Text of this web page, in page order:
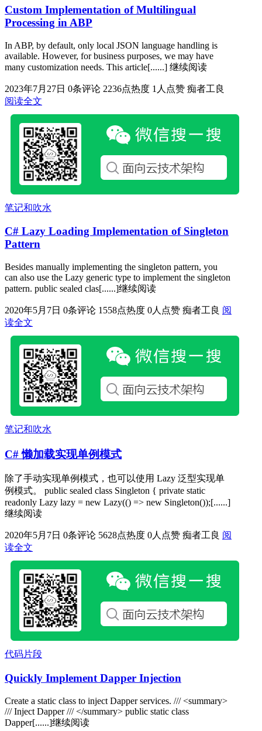
Custom Implementation of Multilingual
Processing in ABP
In ABP, by default, only local JSON language handling is
available. However, for business purposes, we may have
many customization needs. This article[......] 继续阅读
2023年7月27日 0条评论 2236点热度 1人点赞 痴者工良
阅读全文
笔记和吹水
C# Lazy Loading Implementation of Singleton
Pattern
Besides manually implementing the singleton pattern, you
can also use the Lazy generic type to implement the singleton
pattern. public sealed clas[......]继续阅读
2020年5月7日 0条评论 1558点热度 0人点赞 痴者工良 阅
读全文
笔记和吹水
C# 懒加载实现单例模式
除了手动实现单例模式，也可以使用 Lazy 泛型实现单
例模式。 public sealed class Singleton { private static
readonly Lazy lazy = new Lazy(() => new Singleton());[......]
继续阅读
2020年5月7日 0条评论 5628点热度 0人点赞 痴者工良 阅
读全文
代码片段
Quickly Implement Dapper Injection
Create a static class to inject Dapper services. /// <summary>
/// Inject Dapper /// </summary> public static class
Dapper[......]继续阅读